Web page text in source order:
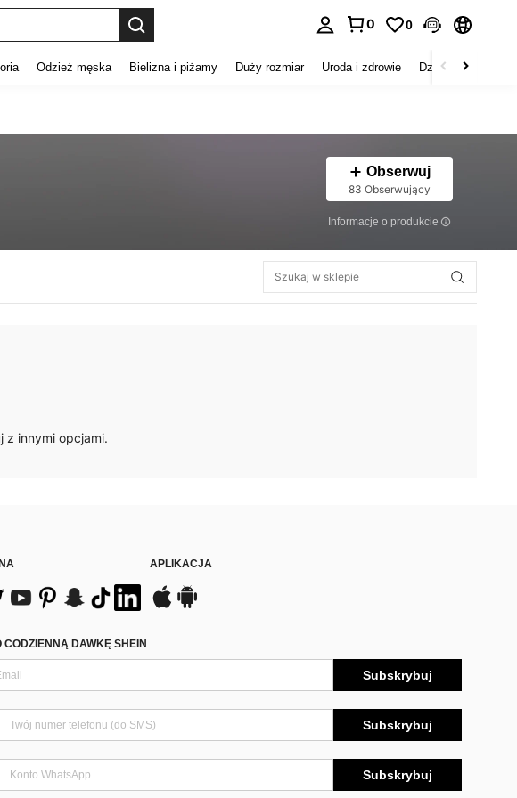
0 0
Odzież męska Bielizna i piżamy Duży rozmiar Uroda i zdrowie Dzieci
Obserwuj
83 Obserwujący
Informacje o produkcie
z innymi opcjami.
APLIKACJA
CODZIENNĄ DAWKĘ SHEIN
Subskrybuj
Subskrybuj
Subskrybuj